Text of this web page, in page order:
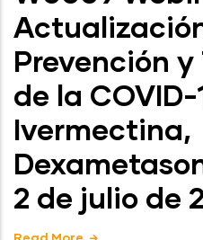
Prevención
de la COVID-
Ivermectina,
2 de julio de
Read More